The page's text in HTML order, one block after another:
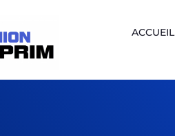
ACCUEIL